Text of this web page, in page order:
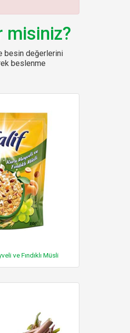
misiniz?
besin değerlerini
beslenme
ve Fındıklı Müsli